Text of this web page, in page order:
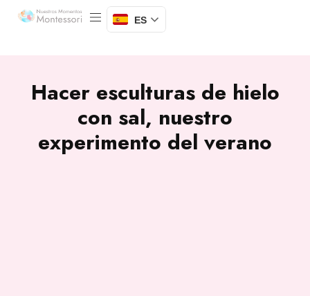
ES
Hacer esculturas de hielo
con sal, nuestro
experimento del verano